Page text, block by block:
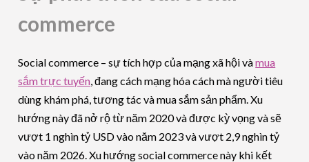
commerce
Social commerce – sự tích hợp của mạng xã hội vàmua
sắm trực tuyến , đang cách mạng hóa cách mà người tiêu
dùng khám phá, tương tác và mua sắm sản phẩm. Xu
hướng này đã nở rộ từ năm 2020 và được kỳ vọng và sẽ
vượt 1 nghìn tỷ USD vào năm 2023 và vượt 2,9 nghìn tỷ
vào năm 2026. Xu hướng social commerce này khi kết